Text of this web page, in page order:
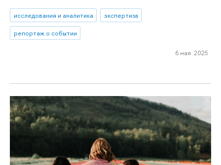
исследования и аналитика
экспертиза
репортаж о событии
6 мая 2025